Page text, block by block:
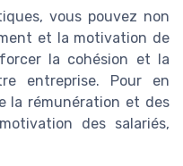
vous pouvez non
et la motivation de
la cohésion et la
entreprise. Pour en
la rémunération et des
des salariés,